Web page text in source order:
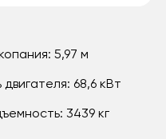
5,97 м
68,6 кВт
3439 кг